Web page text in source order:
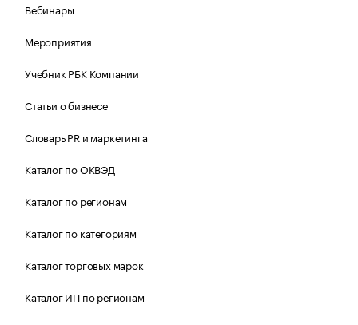
Вебинары
Мероприятия
Учебник РБК Компании
Статьи о бизнесе
Словарь PR и маркетинга
Каталог по ОКВЭД
Каталог по регионам
Каталог по категориям
Каталог торговых марок
Каталог ИП по регионам